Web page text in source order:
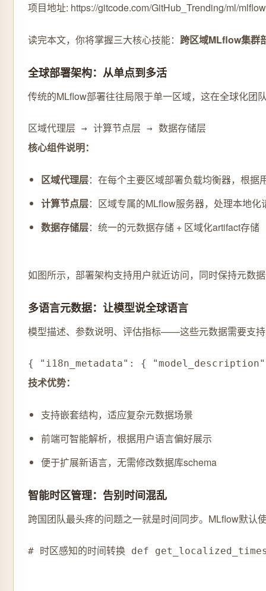
项目地址: https://gitcode.com/GitHub_Trending/ml/mlflow
读完本文，你将掌握三大核心技能： 跨区域MLflow集群
全球部署架构：从单点到多活
传统的MLflow部署往往局限于单一区域，这在全球化团
区域代理层 → 计算节点层 → 数据存储层
核心组件说明：
区域代理层：在每个主要区域部署负载均衡器，根据
计算节点层：区域专属的MLflow服务器，处理本地化
数据存储层：统一的元数据存储 + 区域化artifact存储
如图所示，部署架构支持用户就近访问，同时保持元数
多语言元数据：让模型说全球语言
模型描述、参数说明、评估指标——这些元数据需要支
{ "i18n_metadata": {
技术优势：
支持嵌套结构，适应复杂元数据场景
前端可智能解析，根据用户语言偏好展示
便于扩展新语言，无需修改数据库schema
智能时区管理：告别时间混乱
跨国团队最头疼的问题之一就是时间同步。MLflow默认
# 时区感知的时间转换 def